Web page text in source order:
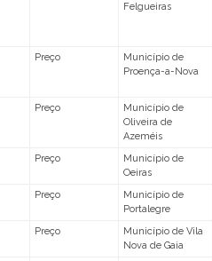
Felgueiras
Preço
Município de
Proença-a-Nova
Preço
Município de
Oliveira de
Azeméis
Preço
Município de
Oeiras
Preço
Município de
Portalegre
Preço
Município de Vila
Nova de Gaia